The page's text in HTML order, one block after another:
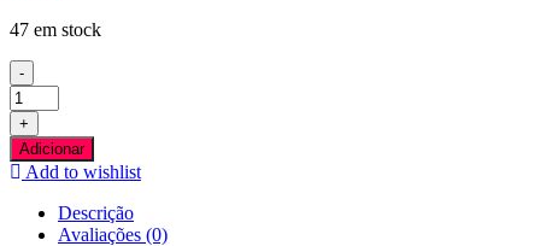
47 em stock
-
Quantidade
de
Ricoh
GC21K
Preto
Tinteiro
Compativel
+
Adicionar
Add to wishlist
Descrição
Avaliações (0)